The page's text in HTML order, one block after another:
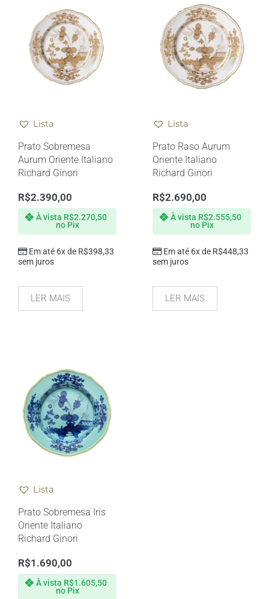
Lista
Prato Sobremesa
Aurum Oriente Italiano
Richard Ginori
R$2.390,00
Em até 6x de R$398,33
sem juros
À vista R$2.270,50
no Pix
LER MAIS
Lista
Prato Raso Aurum
Oriente Italiano
Richard Ginori
R$2.690,00
Em até 6x de R$448,33
sem juros
À vista R$2.555,50
no Pix
LER MAIS
Lista
Prato Sobremesa Iris
Oriente Italiano
Richard Ginori
R$1.690,00
À vista R$1.605,50
no Pix